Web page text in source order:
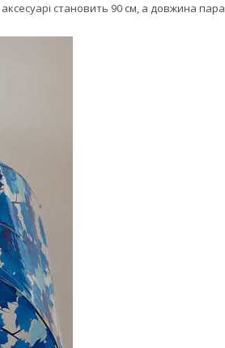
становить 90 см, а довжина